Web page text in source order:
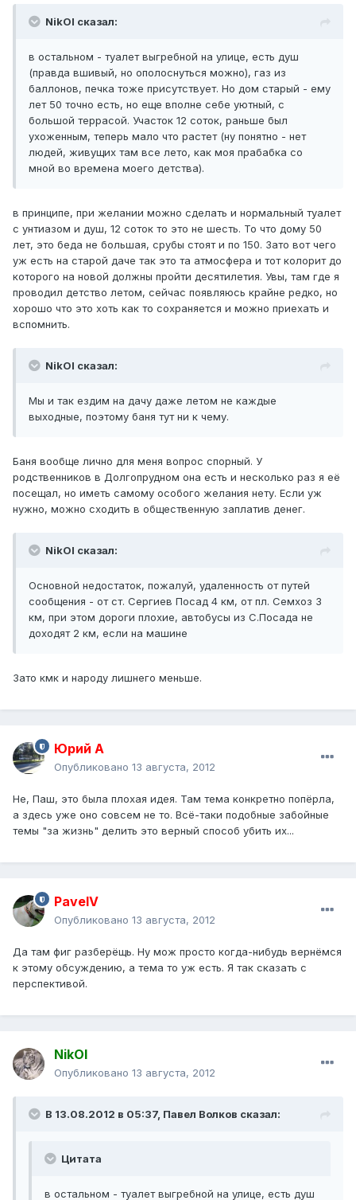
NikOl сказал:
в остальном - туалет выгребной на улице, есть душ
(правда вшивый, но ополоснуться можно), газ из
баллонов, печка тоже присутствует. Но дом старый - ему
лет 50 точно есть, но еще вполне себе уютный, с
большой террасой. Участок 12 соток, раньше был
ухоженным, теперь мало что растет (ну понятно - нет
людей, живущих там все лето, как моя прабабка со
мной во времена моего детства).
в принципе, при желании можно сделать и нормальный туалет
с унтиазом и душ, 12 соток то это не шесть. То что дому 50
лет, это беда не большая, срубы стоят и по 150. Зато вот чего
уж есть на старой даче так это та атмосфера и тот колорит до
которого на новой должны пройти десятилетия. Увы, там где я
проводил детство летом, сейчас появляюсь крайне редко, но
хорошо что это хоть как то сохраняется и можно приехать и
вспомнить.
NikOl сказал:
Мы и так ездим на дачу даже летом не каждые
выходные, поэтому баня тут ни к чему.
Баня вообще лично для меня вопрос спорный. У
родственников в Долгопрудном она есть и несколько раз я её
посещал, но иметь самому особого желания нету. Если уж
нужно, можно сходить в общественную заплатив денег.
NikOl сказал:
Основной недостаток, пожалуй, удаленность от путей
сообщения - от ст. Сергиев Посад 4 км, от пл. Семхоз 3
км, при этом дороги плохие, автобусы из С.Посада не
доходят 2 км, если на машине
Зато кмк и народу лишнего меньше.
Юрий А
Опубликовано 13 августа, 2012
Не, Паш, это была плохая идея. Там тема конкретно попёрла,
а здесь уже оно совсем не то. Всё-таки подобные забойные
темы "за жизнь" делить это верный способ убить их...
PavelV
Опубликовано 13 августа, 2012
Да там фиг разберёщь. Ну мож просто когда-нибудь вернёмся
к этому обсуждению, а тема то уж есть. Я так сказать с
перспективой.
NikOl
Опубликовано 13 августа, 2012
В 13.08.2012 в 05:37, Павел Волков сказал:
Цитата
в остальном - туалет выгребной на улице, есть душ